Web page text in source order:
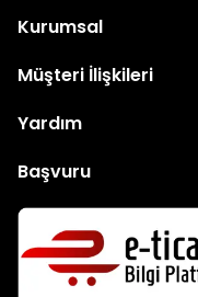
Kurumsal
Müşteri İlişkileri
Yardım
Başvuru